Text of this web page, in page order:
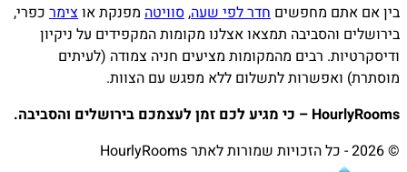
בין אם אתם מחפשים חדר לפי שעה,סוויטה מפנקת אוצימר כפרי,
בירושלים והסביבה תמצאו אצלנו מקומות המקפידים על ניקיון
ודיסקרטיות. רבים מהמקומות מציעים חניה צמודה (לעיתים
מוסתרת) ואפשרות לתשלום ללא מפגש עם הצוות.
HourlyRooms – כי מגיע לכם זמן לעצמכם בירושלים והסביבה.
© 2026 - כל הזכויות שמורות לאתר HourlyRooms